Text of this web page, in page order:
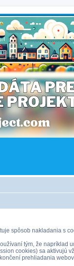
spôsob nakladania s
tým, že napríklad
cookies) sa aktivujú
prehliadania